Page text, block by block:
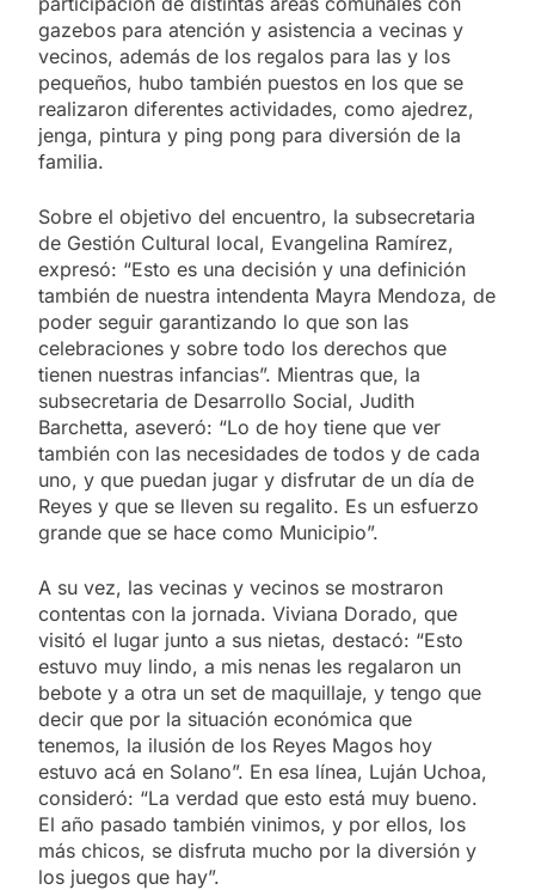
gazebos para atención y asistencia a vecinas y
vecinos, además de los regalos para las y los
pequeños, hubo también puestos en los que se
realizaron diferentes actividades, como ajedrez,
jenga, pintura y ping pong para diversión de la
familia.
Sobre el objetivo del encuentro, la subsecretaria
de Gestión Cultural local, Evangelina Ramírez,
expresó: “Esto es una decisión y una definición
también de nuestra intendenta Mayra Mendoza, de
poder seguir garantizando lo que son las
celebraciones y sobre todo los derechos que
tienen nuestras infancias”. Mientras que, la
subsecretaria de Desarrollo Social, Judith
Barchetta, aseveró: “Lo de hoy tiene que ver
también con las necesidades de todos y de cada
uno, y que puedan jugar y disfrutar de un día de
Reyes y que se lleven su regalito. Es un esfuerzo
grande que se hace como Municipio”.
A su vez, las vecinas y vecinos se mostraron
contentas con la jornada. Viviana Dorado, que
visitó el lugar junto a sus nietas, destacó: “Esto
estuvo muy lindo, a mis nenas les regalaron un
bebote y a otra un set de maquillaje, y tengo que
decir que por la situación económica que
tenemos, la ilusión de los Reyes Magos hoy
estuvo acá en Solano”. En esa línea, Luján Uchoa,
consideró: “La verdad que esto está muy bueno.
El año pasado también vinimos, y por ellos, los
más chicos, se disfruta mucho por la diversión y
los juegos que hay”.